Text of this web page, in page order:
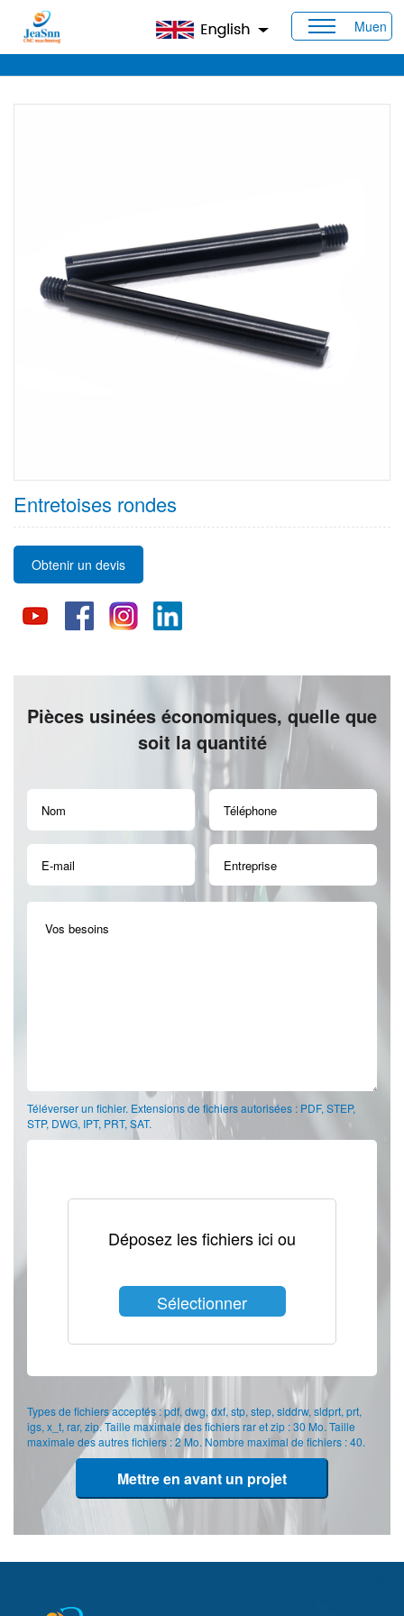
Muen
Maison
Entretoises d'écartement personnalisées
> Entretoises rondes
Entretoises rondes
Obtenir un devis
Pièces usinées économiques, quelle que
soit la quantité
Téléverser un fichier. Extensions de fichiers autorisées : PDF, STEP,
STP, DWG, IPT, PRT, SAT.
Déposez les fichiers ici ou
Sélectionner
Types de fichiers acceptés : pdf, dwg, dxf, stp, step, slddrw, sldprt, prt,
igs, x_t, rar, zip. Taille maximale des fichiers rar et zip : 30 Mo. Taille
maximale des autres fichiers : 2 Mo. Nombre maximal de fichiers : 40.
Mettre en avant un projet